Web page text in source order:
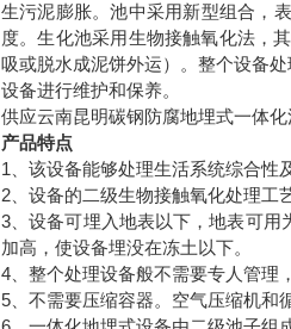
生污泥膨胀。池中采用新型组合，
度。生化池采用生物接触氧化法，
吸或脱水成泥饼外运）。整个设备
设备进行维护和保养。
供应云南昆明碳钢防腐地埋式一体
产品特点
1 、该设备能够处理生活系统综合性
2 、设备的二级生物接触氧化处理
3 、设备可埋入地表以下，地表可
加高，使设备埋没在冻土以下。
4 、整个处理设备般不需要专人管理
5 、不需要压缩容器。空气压缩机和